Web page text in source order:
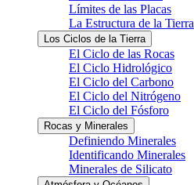
Límites de las Placas
La Estructura de la Tierra
Los Ciclos de la Tierra
El Ciclo de las Rocas
El Ciclo Hidrológico
El Ciclo del Carbono
El Ciclo del Nitrógeno
El Ciclo del Fósforo
Rocas y Minerales
Definiendo Minerales
Identificando Minerales
Minerales de Silicato